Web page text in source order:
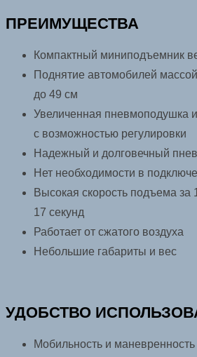
ПРЕИМУЩЕСТВА
Компактный миниподъемник
Поднятие автомобилей
до 49 см
Увеличенная пневмоподушка
с возможностью регулировки
Надежный и долговечный
Нет необходимости в
Высокая скорость подъема за
17 секунд
Работает от сжатого воздуха
Небольшие габариты и вес
УДОБСТВО
Мобильность и маневренность